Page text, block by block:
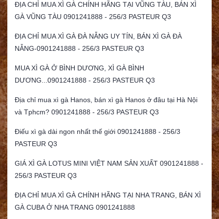
ĐỊA CHỈ MUA XÌ GÀ CHÍNH HÃNG TẠI VŨNG TÀU, BÁN XÌ
GÀ VŨNG TÀU 0901241888 - 256/3 PASTEUR Q3
ĐỊA CHỈ MUA XÌ GÀ ĐÀ NẴNG UY TÍN, BÁN XÌ GÀ ĐÀ
NẴNG-0901241888 - 256/3 PASTEUR Q3
MUA XÌ GÀ Ở BÌNH DƯƠNG, XÌ GÀ BÌNH
DƯƠNG...0901241888 - 256/3 PASTEUR Q3
Địa chỉ mua xì gà Hanos, bán xì gà Hanos ở đâu tại Hà Nội
và Tphcm? 0901241888 - 256/3 PASTEUR Q3
Điếu xì gà dài ngon nhất thế giới 0901241888 - 256/3
PASTEUR Q3
GIÁ XÌ GÀ LOTUS MINI VIỆT NAM SẢN XUẤT 0901241888 -
256/3 PASTEUR Q3
ĐỊA CHỈ MUA XÌ GÀ CHÍNH HÃNG TẠI NHA TRANG, BÁN XÌ
GÀ CUBA Ở NHA TRANG 0901241888